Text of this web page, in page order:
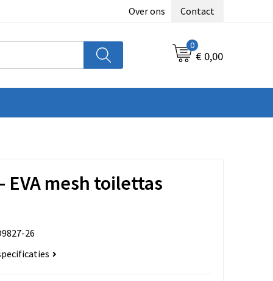
Over ons Contact
0
€ 0,00
EVA mesh toilettas
26